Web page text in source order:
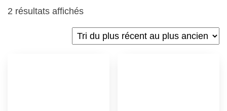
2 résultats affichés